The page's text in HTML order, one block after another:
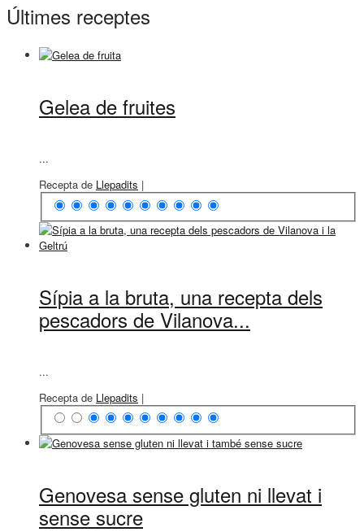
Últimes receptes
Gelea de fruites
...
Recepta de Llepadits |
Sípia a la bruta, una recepta dels
pescadors de Vilanova...
...
Recepta de Llepadits |
Genovesa sense gluten ni llevat i
sense sucre